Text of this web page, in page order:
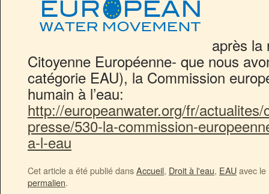
après la
Citoyenne Européenne- que nous
catégorie EAU), la Commission
humain à l’eau:
http://europeanwater.org/fr/
presse/530-la-commission-
a-l-eau
Cet article a été publié dansAccueil, Droit à l'eau, EAUavec
permalien.